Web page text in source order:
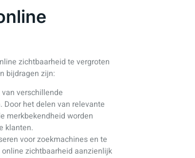
zichtbaarheid te vergroten
bijdragen zijn:
verschillende
het delen van relevante
merkbekendheid worden
klanten.
voor zoekmachines en te
zichtbaarheid aanzienlijk